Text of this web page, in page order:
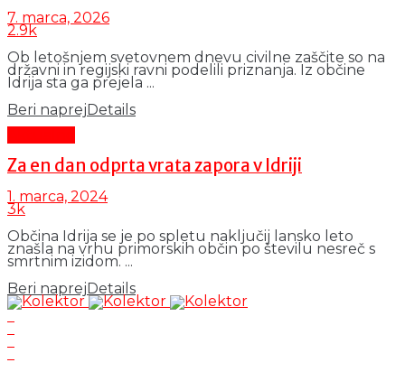
7. marca, 2026
2.9k
Ob letošnjem svetovnem dnevu civilne zaščite so na
državni in regijski ravni podelili priznanja. Iz občine
Idrija sta ga prejela ...
Beri naprej Details
Za en dan odprta vrata zapora v Idriji
1. marca, 2024
3k
Občina Idrija se je po spletu naključij lansko leto
znašla na vrhu primorskih občin po številu nesreč s
smrtnim izidom. ...
Beri naprejDetails